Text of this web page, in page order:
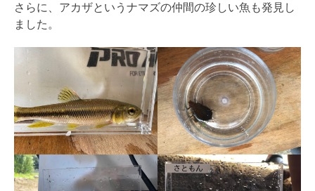
さらに、アカザというナマズの仲間の珍しい魚も発見し
ました。